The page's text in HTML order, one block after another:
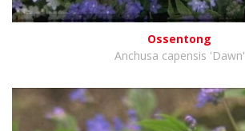
Ossentong
Anchusa capensis 'Dawn'